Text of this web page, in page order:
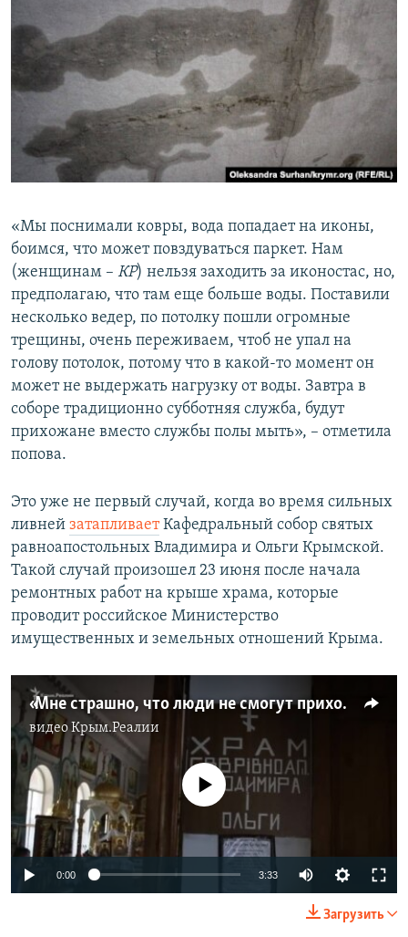
«Мы поснимали ковры, вода попадает на иконы,
боимся, что может повздуваться паркет. Нам
(женщинам – КР) нельзя заходить за иконостас, но,
предполагаю, что там еще больше воды. Поставили
несколько ведер, по потолку пошли огромные
трещины, очень переживаем, чтоб не упал на
голову потолок, потому что в какой-то момент он
может не выдержать нагрузку от воды. Завтра в
соборе традиционно субботняя служба, будут
прихожане вместо службы полы мыть», – отметила
попова.
Это уже не первый случай, когда во время сильных
ливней затапливаетКафедральный собор святых
равноапостольных Владимира и Ольги Крымской.
Такой случай произошел 23 июня после начала
ремонтных работ на крыше храма, которые
проводит российское Министерство
имущественных и земельных отношений Крыма.
«Мне страшно, что люди не смогут приходить сюда молиться» – архиепископ Климент (видео)
видеоКрым.Реалии
No media source currently available
0:00 3:33
Загрузить